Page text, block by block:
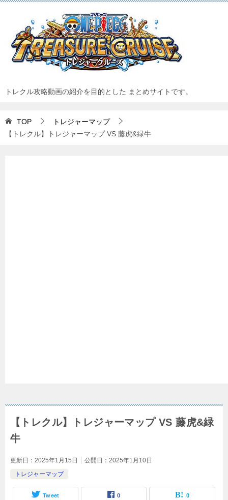
トレクル攻略動画の紹介を目的とした まとめサイトです。
TOP
トレジャーマップ
【トレクル】トレジャーマップ VS 藤虎&緑牛
【トレクル】トレジャーマップ VS 藤虎&緑
牛
更新日： 2025年1月15日 公開日： 2025年1月10日
トレジャーマップ
Tweet 0 0